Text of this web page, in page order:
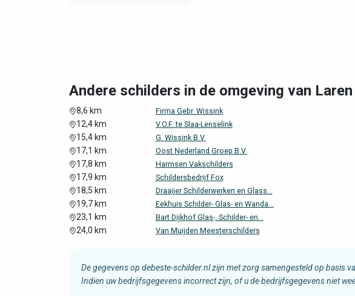
Andere schilders in de omgeving van Laren
8,6 km Firma Gebr. Wissink
12,4 km V.O.F. te Slaa-Lenselink
15,4 km G. Wissink B.V.
17,1 km Oost Nederland Groep B.V.
17,8 km Harmsen Vakschilders
17,9 km Schildersbedrijf Fox
18,5 km Draaijer Schilderwerken en Glass...
19,7 km Eekhuis Schilder- Glas- en Wanda...
23,1 km Bart Dijkhof Glas-, Schilder- en...
24,0 km Van Muijden Meesterschilders
De gegevens op debeste-schilder.nl zijn met zorg samengesteld op basis
Indien uw bedrijfsgegevens incorrect zijn, of u de bedrijfsgegevens niet